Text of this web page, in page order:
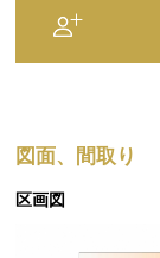
図面、間取り
区画図